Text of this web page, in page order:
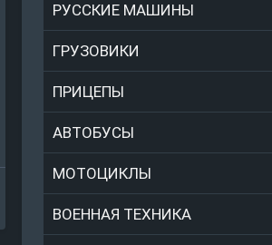
РУССКИЕ МАШИНЫ
ГРУЗОВИКИ
ПРИЦЕПЫ
АВТОБУСЫ
МОТОЦИКЛЫ
ВОЕННАЯ ТЕХНИКА